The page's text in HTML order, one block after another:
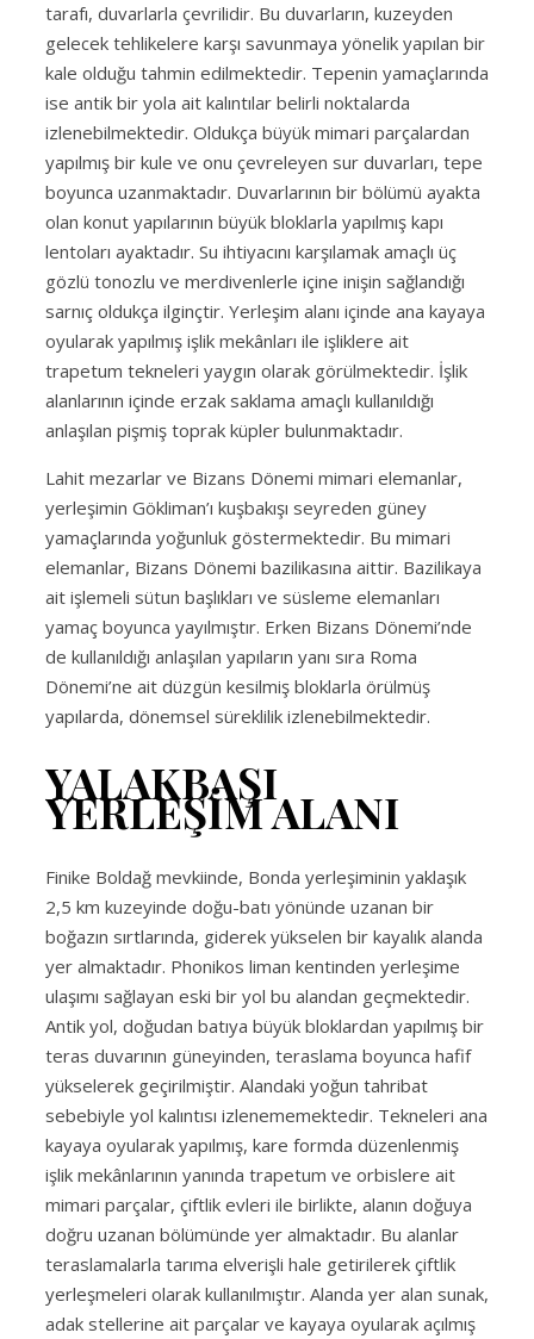
tarafı, duvarlarla çevrilidir. Bu duvarların, kuzeyden
gelecek tehlikelere karşı savunmaya yönelik yapılan bir
kale olduğu tahmin edilmektedir. Tepenin yamaçlarında
ise antik bir yola ait kalıntılar belirli noktalarda
izlenebilmektedir. Oldukça büyük mimari parçalardan
yapılmış bir kule ve onu çevreleyen sur duvarları, tepe
boyunca uzanmaktadır. Duvarlarının bir bölümü ayakta
olan konut yapılarının büyük bloklarla yapılmış kapı
lentoları ayaktadır. Su ihtiyacını karşılamak amaçlı üç
gözlü tonozlu ve merdivenlerle içine inişin sağlandığı
sarnıç oldukça ilginçtir. Yerleşim alanı içinde ana kayaya
oyularak yapılmış işlik mekânları ile işliklere ait
trapetum tekneleri yaygın olarak görülmektedir. İşlik
alanlarının içinde erzak saklama amaçlı kullanıldığı
anlaşılan pişmiş toprak küpler bulunmaktadır.
Lahit mezarlar ve Bizans Dönemi mimari elemanlar,
yerleşimin Gökliman’ı kuşbakışı seyreden güney
yamaçlarında yoğunluk göstermektedir. Bu mimari
elemanlar, Bizans Dönemi bazilikasına aittir. Bazilikaya
ait işlemeli sütun başlıkları ve süsleme elemanları
yamaç boyunca yayılmıştır. Erken Bizans Dönemi’nde
de kullanıldığı anlaşılan yapıların yanı sıra Roma
Dönemi’ne ait düzgün kesilmiş bloklarla örülmüş
yapılarda, dönemsel süreklilik izlenebilmektedir.
YALAKBAŞI
YERLEŞİM ALANI
Finike Boldağ mevkiinde, Bonda yerleşiminin yaklaşık
2,5 km kuzeyinde doğu-batı yönünde uzanan bir
boğazın sırtlarında, giderek yükselen bir kayalık alanda
yer almaktadır. Phonikos liman kentinden yerleşime
ulaşımı sağlayan eski bir yol bu alandan geçmektedir.
Antik yol, doğudan batıya büyük bloklardan yapılmış bir
teras duvarının güneyinden, teraslama boyunca hafif
yükselerek geçirilmiştir. Alandaki yoğun tahribat
sebebiyle yol kalıntısı izlenememektedir. Tekneleri ana
kayaya oyularak yapılmış, kare formda düzenlenmiş
işlik mekânlarının yanında trapetum ve orbislere ait
mimari parçalar, çiftlik evleri ile birlikte, alanın doğuya
doğru uzanan bölümünde yer almaktadır. Bu alanlar
teraslamalarla tarıma elverişli hale getirilerek çiftlik
yerleşmeleri olarak kullanılmıştır. Alanda yer alan sunak,
adak stellerine ait parçalar ve kayaya oyularak açılmış